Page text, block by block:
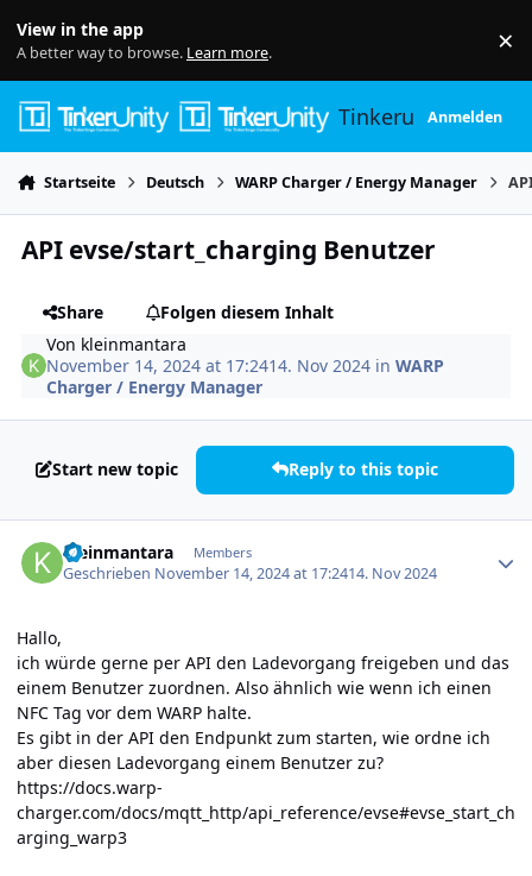
View in the app
A better way to browse. Learn more. ×
TinkerunityAnmelden
Startseite Deutsch WARP Charger / Energy Manager
API evse/start_charging Benutzer
Share
Folgen diesem Inhalt
Von kleinmantara
November 14, 2024 at 17:2414. Nov 2024 inWARP
Charger / Energy Manager
Start new topic Reply to this topic
kleinmantara Members
Geschrieben November 14, 2024 at 17:2414. Nov 2024
Hallo,
ich würde gerne per API den Ladevorgang freigeben und das
einem Benutzer zuordnen. Also ähnlich wie wenn ich einen
NFC Tag vor dem WARP halte.
Es gibt in der API den Endpunkt zum starten, wie ordne ich
aber diesen Ladevorgang einem Benutzer zu?
https://docs.warp-
charger.com/docs/mqtt_http/api_reference/evse#evse_start_ch
arging_warp3